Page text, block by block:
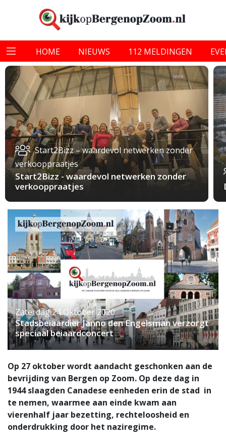
HOME NIEUWS 112 MELDINGEN
Start2Bizz – waardevol netwerken zonder
verkooppraatjes
Start2Bizz - waardevol netwerken zonder
verkooppraatjes
Zaterdag 24 Oktober 2020
Stadsbeiaardier Janno den Engelsman verzorgt
speciaal beiaardconcert
Op 27 oktober wordt aandacht geschonken aan de
bevrijding van Bergen op Zoom. Op deze dag in
1944 slaagden Canadese eenheden erin de stad in
te nemen, waarmee aan einde kwam aan
vierenhalf jaar bezetting, rechteloosheid en
onderdrukking door het naziregime.